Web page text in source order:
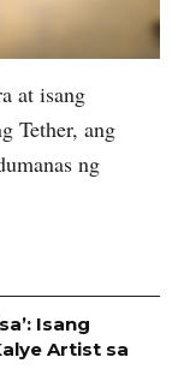
at isang
Tether, ang
ng
Isang
Artist sa